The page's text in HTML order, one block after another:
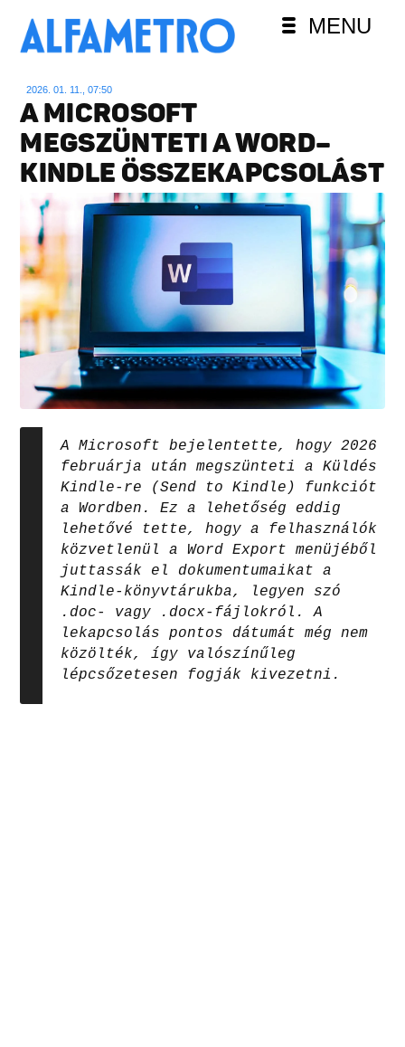
MENU
2026. 01. 11., 07:50
A MICROSOFT
MEGSZÜNTETI A WORD–
KINDLE ÖSSZEKAPCSOLÁST
A Microsoft bejelentette, hogy 2026
februárja után megszünteti a Küldés
Kindle-re (Send to Kindle) funkciót
a Wordben. Ez a lehetőség eddig
lehetővé tette, hogy a felhasználók
közvetlenül a Word Export menüjéből
juttassák el dokumentumaikat a
Kindle-könyvtárukba, legyen szó
.doc- vagy .docx-fájlokról. A
lekapcsolás pontos dátumát még nem
közölték, így valószínűleg
lépcsőzetesen fogják kivezetni.